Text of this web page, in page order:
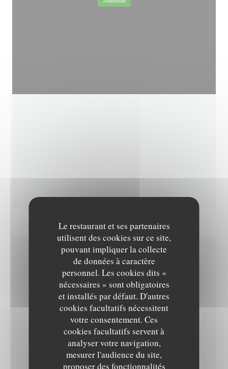
Le restaurant et ses partenaires
utilisent des cookies sur ce site,
pouvant impliquer la collecte
de données à caractère
personnel. Les cookies dits «
nécessaires » sont obligatoires
et installés par défaut. D'autres
cookies facultatifs nécessitent
votre consentement. Ces
cookies facultatifs servent à
analyser votre navigation,
mesurer l'audience du site,
proposer des fonctionnalités
INFOS PRATIQUES
CUISINE
Cuisine Moderne, cuisine de saison, Meditérranéenne
TYPE DE RESTAURANT
Restaurant Gastronomique